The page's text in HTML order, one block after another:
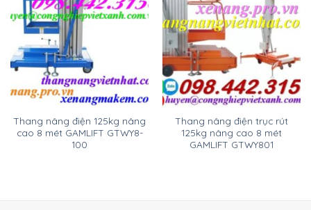
Thang nâng điện 125kg nâng
cao 8 mét GAMLIFT GTWY8-
100
Thang nâng điện trục rút
125kg nâng cao 8 mét
GAMLIFT GTWY801